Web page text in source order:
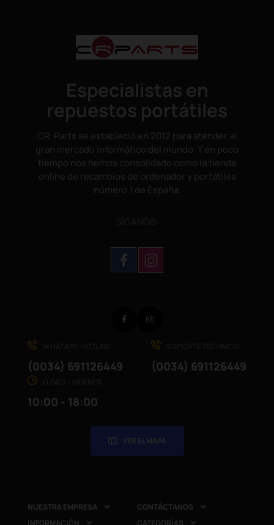
Especialistas en
repuestos portátiles
CR-Parts se estableció en 2012 para atender al
gran mercado informático del mundo. Y en poco
tiempo nos hemos consolidado como la tienda
online de recambios de ordenador y portátiles
número 1 de España.
(0034) 691126449 (0034) 691126449
10:00 - 18:00
VER EL MAPA
Facebook
NUESTRA EMPRESA  CONTÁCTANOS 
INFORMACIÓN  CATEGORÍAS 